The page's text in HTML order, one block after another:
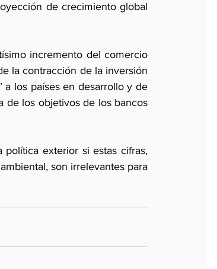
de crecimiento global
incremento del comercio
la contracción de la inversión
a los países en desarrollo y de
de los objetivos de los bancos
exterior si estas cifras,
son irrelevantes para